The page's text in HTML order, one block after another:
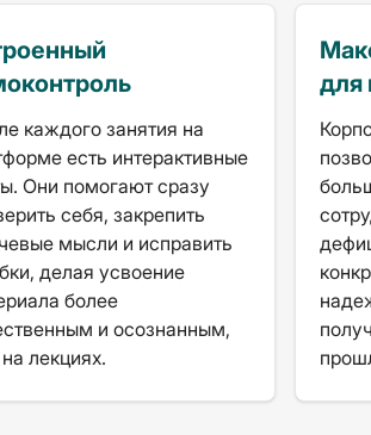
каждого занятия на
есть интерактивные
Они помогают сразу
себя, закрепить
мысли и исправить
делая усвоение
более
и осознанным,
лекциях.
для